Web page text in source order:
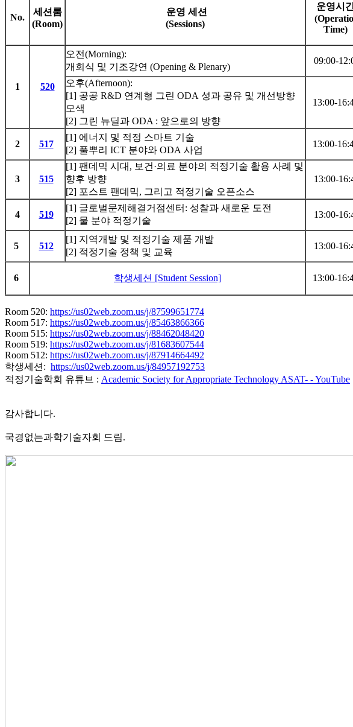
No.
세션룸
(Room)
운영 세션
(Sessions)
운영시
Time)
1 520
오전(Morning):
개회식 및 기조강연 (Opening & Plenary)
09:00-
오후(Afternoon):
[1] 공공 R&D 연계형 그린 ODA 성과 공유 및 개선방향
모색
[2] 그린 뉴딜과 ODA : 앞으로의 방향
13:00-
2 517
[1] 에너지 및 적정 스마트 기술
[2] 풀뿌리 ICT 분야와 ODA 사업
13:00-
3 515
[1] 팬데믹 시대, 보건·의료 분야의 적정기술 활용 사례 및
향후 방향
[2] 포스트 팬데믹, 그리고 적정기술 오픈소스
13:00-
4 519
[1] 글로벌문제해결거점센터: 성찰과 새로운 도전
[2] 물 분야 적정기술
13:00-
5 512
[1] 지역개발 및 적정기술 제품 개발
[2] 적정기술 정책 및 교육
13:00-
6 학생세션 [Student Session] 13:00-
Room 520: https://us02web.zoom.us/j/87599651774
Room 517: https://us02web.zoom.us/j/85463866366
Room 515: https://us02web.zoom.us/j/88462048420
Room 519: https://us02web.zoom.us/j/81683607544
Room 512: https://us02web.zoom.us/j/87914664492
학생세션: https://us02web.zoom.us/j/84957192753
적정기술학회 유튜브 : Academic Society for Appropriate Technology ASAT- - YouTube
감사합니다.
국경없는과학기술자회 드림.